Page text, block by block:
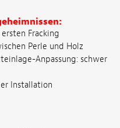
Fracking
Perle und Holz
Anpassung: schwer
Installation